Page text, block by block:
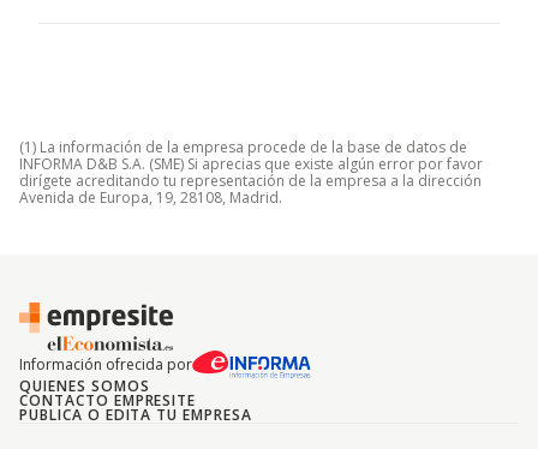
(1) La información de la empresa procede de la base de datos de
INFORMA D&B S.A. (SME) Si aprecias que existe algún error por favor
dirígete acreditando tu representación de la empresa a la dirección
Avenida de Europa, 19, 28108, Madrid.
Información ofrecida por
QUIENES SOMOS
CONTACTO EMPRESITE
PUBLICA O EDITA TU EMPRESA